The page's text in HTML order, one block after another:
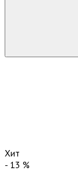
Хит
- 13 %